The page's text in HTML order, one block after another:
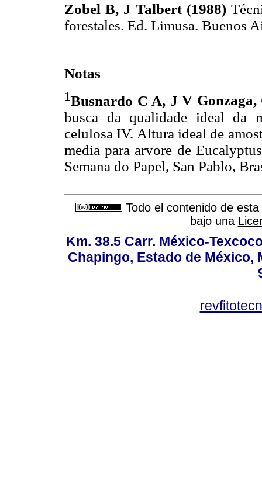
Zobel B, J Talbert (1988)
forestales. Ed. Limusa.
Notas
1Busnardo C A, J V Gonzaga,
busca da qualidade ideal da
celulosa IV. Altura ideal de
media para arvore de
Semana do Papel, San
Todo el contenido de
bajo una
Km. 38.5 Carr. México-
Chapingo, Estado de México,